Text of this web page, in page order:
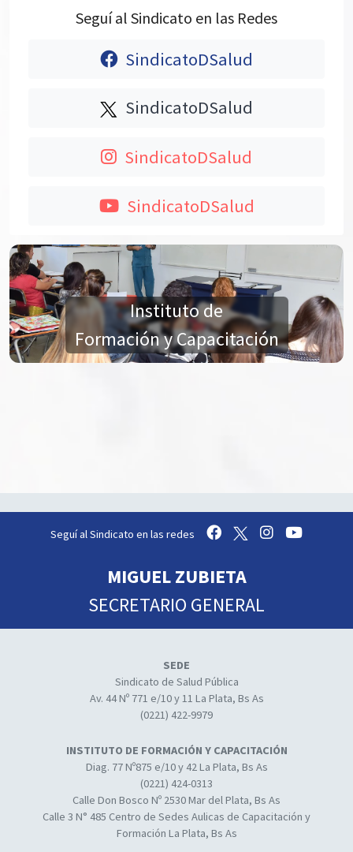
Seguí al Sindicato en las Redes
SindicatoDSalud
SindicatoDSalud
SindicatoDSalud
SindicatoDSalud
Instituto de
Formación y Capacitación
Seguí al Sindicato en las redes
MIGUEL ZUBIETA
SECRETARIO GENERAL
SEDE
Sindicato de Salud Pública
Av. 44 Nº 771 e/10 y 11 La Plata, Bs As
(0221) 422-9979
INSTITUTO DE FORMACIÓN Y CAPACITACIÓN
Diag. 77 Nº875 e/10 y 42 La Plata, Bs As
(0221) 424-0313
Calle Don Bosco Nº 2530 Mar del Plata, Bs As
Calle 3 N° 485 Centro de Sedes Aulicas de Capacitación y
Formación La Plata, Bs As